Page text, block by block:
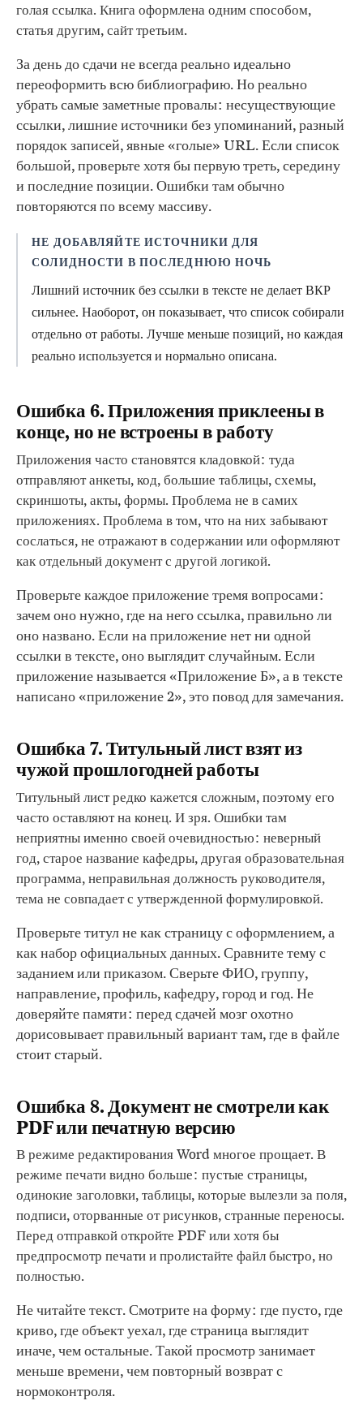
голая ссылка. Книга оформлена одним способом,
статья другим, сайт третьим.
За день до сдачи не всегда реально идеально
переоформить всю библиографию. Но реально
убрать самые заметные провалы: несуществующие
ссылки, лишние источники без упоминаний, разный
порядок записей, явные «голые» URL. Если список
большой, проверьте хотя бы первую треть, середину
и последние позиции. Ошибки там обычно
повторяются по всему массиву.
НЕ ДОБАВЛЯЙТЕ ИСТОЧНИКИ ДЛЯ
СОЛИДНОСТИ В ПОСЛЕДНЮЮ НОЧЬ
Лишний источник без ссылки в тексте не делает ВКР
сильнее. Наоборот, он показывает, что список собирали
отдельно от работы. Лучше меньше позиций, но каждая
реально используется и нормально описана.
Ошибка 6. Приложения приклеены в
конце, но не встроены в работу
Приложения часто становятся кладовкой: туда
отправляют анкеты, код, большие таблицы, схемы,
скриншоты, акты, формы. Проблема не в самих
приложениях. Проблема в том, что на них забывают
сослаться, не отражают в содержании или оформляют
как отдельный документ с другой логикой.
Проверьте каждое приложение тремя вопросами:
зачем оно нужно, где на него ссылка, правильно ли
оно названо. Если на приложение нет ни одной
ссылки в тексте, оно выглядит случайным. Если
приложение называется «Приложение Б», а в тексте
написано «приложение 2», это повод для замечания.
Ошибка 7. Титульный лист взят из
чужой прошлогодней работы
Титульный лист редко кажется сложным, поэтому его
часто оставляют на конец. И зря. Ошибки там
неприятны именно своей очевидностью: неверный
год, старое название кафедры, другая образовательная
программа, неправильная должность руководителя,
тема не совпадает с утвержденной формулировкой.
Проверьте титул не как страницу с оформлением, а
как набор официальных данных. Сравните тему с
заданием или приказом. Сверьте ФИО, группу,
направление, профиль, кафедру, город и год. Не
доверяйте памяти: перед сдачей мозг охотно
дорисовывает правильный вариант там, где в файле
стоит старый.
Ошибка 8. Документ не смотрели как
PDF или печатную версию
В режиме редактирования Word многое прощает. В
режиме печати видно больше: пустые страницы,
одинокие заголовки, таблицы, которые вылезли за поля,
подписи, оторванные от рисунков, странные переносы.
Перед отправкой откройте PDF или хотя бы
предпросмотр печати и пролистайте файл быстро, но
полностью.
Не читайте текст. Смотрите на форму: где пусто, где
криво, где объект уехал, где страница выглядит
иначе, чем остальные. Такой просмотр занимает
меньше времени, чем повторный возврат с
нормоконтроля.